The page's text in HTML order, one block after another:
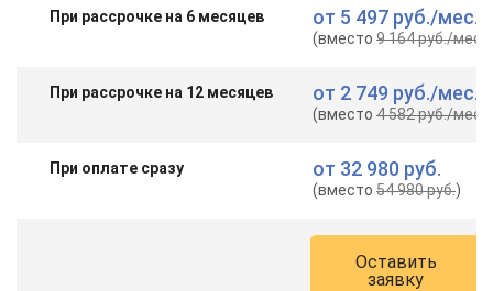
При рассрочке на 6 месяцев от 5 497 руб./мес.
(вместо9 164 руб./мес.
При рассрочке на 12 месяцев от 2 749 руб./мес.
(вместо4 582 руб./мес.
При оплате сразу от 32 980 руб.
(вместо54 980 руб.)
Оставить
заявку
WhatsApp
Vkontakte EMail